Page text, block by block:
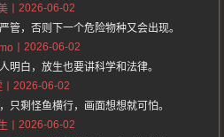
2026-06-02
管，否则下一个危险物种又会出现。
2026-06-02
明白，放生也要讲科学和法律。
2026-06-02
只剩怪鱼横行，画面想想就可怕。
2026-06-02